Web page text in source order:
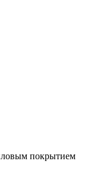
покрытием